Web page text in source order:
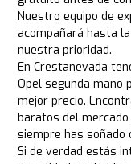
Nuestro equipo de
acompañará hasta
nuestra prioridad.
En Crestanevada
Opel segunda mano
mejor precio.
baratos del
siempre has soñado
Si de verdad estás